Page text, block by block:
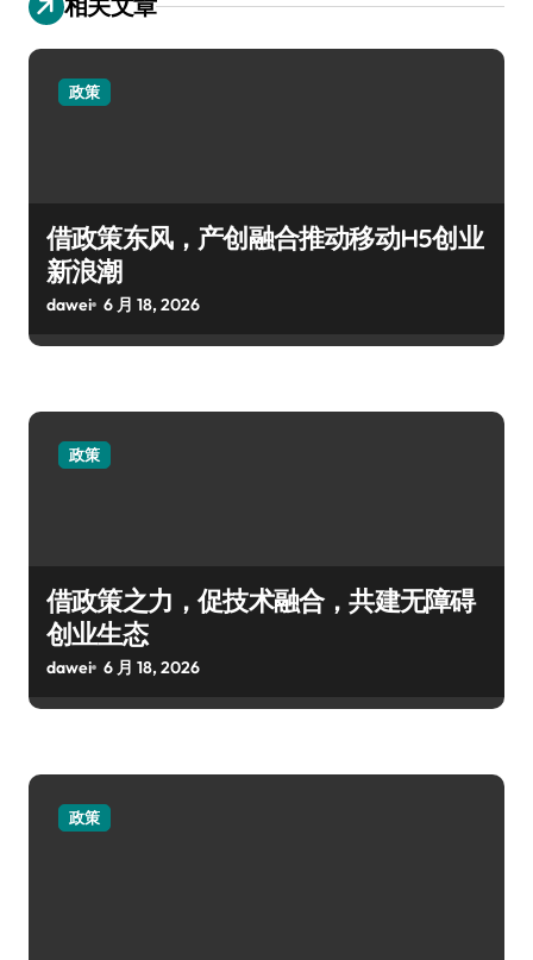
政策
借政策东风，产创融合推动移动H5创业
新浪潮
dawei 6 月 18, 2026
政策
借政策之力，促技术融合，共建无障碍
创业生态
dawei 6 月 18, 2026
政策